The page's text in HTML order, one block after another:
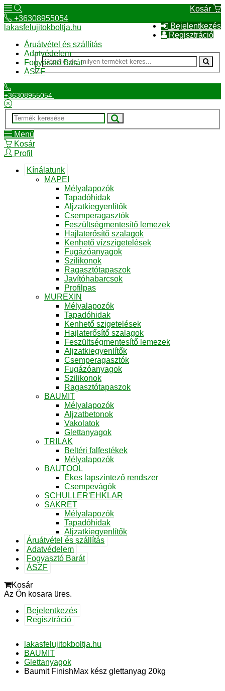
Kosár
Bejelentkezés
Regisztráció
+36308955054
lakasfelujitokboltja.hu
Áruátvétel és szállítás
Adatvédelem
Fogyasztó Barát
ÁSZF
+36308955054
Menü
Kosár
Profil
Kínálatunk
MAPEI
Mélyalapozók
Tapadóhidak
Aljzatkiegyenlítők
Csemperagasztók
Feszültségmentesítő lemezek
Hajlaterősítő szalagok
Kenhető vízszigetelések
Fugázóanyagok
Szilikonok
Ragasztótapaszok
Javítóhabarcsok
Profilpas
MUREXIN
Mélyalapozók
Tapadóhidak
Kenhető szigetelések
Hajlaterősítő szalagok
Feszültségmentesítő lemezek
Aljzatkiegyenlítők
Csemperagasztók
Fugázóanyagok
Szilikonok
Ragasztótapaszok
BAUMIT
Mélyalapozók
Aljzatbetonok
Vakolatok
Glettanyagok
TRILAK
Beltéri falfestékek
Mélyalapozók
BAUTOOL
Ékes lapszintező rendszer
Csempevágók
SCHULLER'EHKLAR
SAKRET
Mélyalapozók
Tapadóhidak
Aljzatkiegyenlítők
Áruátvétel és szállítás
Adatvédelem
Fogyasztó Barát
ÁSZF
Kosár
Az Ön kosara üres.
Bejelentkezés
Regisztráció
lakasfelujitokboltja.hu
BAUMIT
Glettanyagok
Baumit FinishMax kész glettanyag 20kg